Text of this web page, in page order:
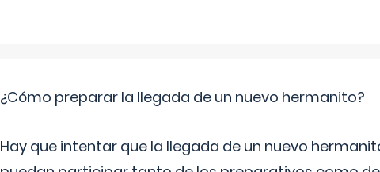
¿Cómo preparar la llegada de un nuevo hermanito?
Hay que intentar que la llegada de un nuevo